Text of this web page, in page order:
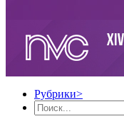
Рубрики>